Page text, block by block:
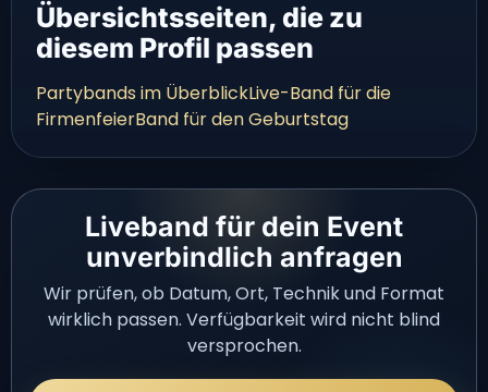
Übersichtsseiten, die zu
diesem Profil passen
Partybands im ÜberblickLive-Band für die
FirmenfeierBand für den Geburtstag
Liveband für dein Event
unverbindlich anfragen
Wir prüfen, ob Datum, Ort, Technik und Format
wirklich passen. Verfügbarkeit wird nicht blind
versprochen.